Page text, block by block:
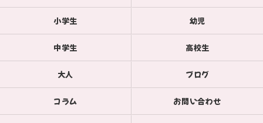
小学生 幼児
中学生 高校生
大人 ブログ
コラム お問い合わせ